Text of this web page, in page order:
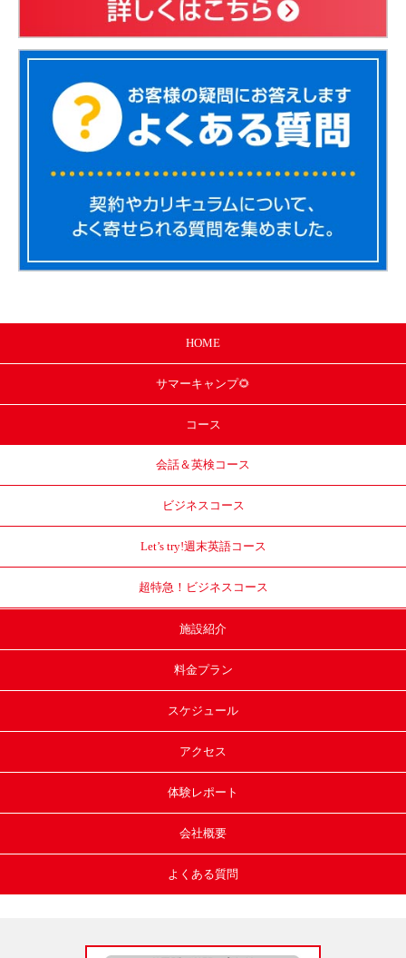
HOME
サマーキャンプ🌻
コース
会話＆英検コース
ビジネスコース
Let’s try!週末英語コース
超特急！ ビジネスコース
施設紹介
料金プラン
スケジュール
アクセス
体験レポート
会社概要
よくある質問